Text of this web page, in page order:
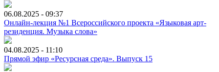
06.08.2025 - 09:37
Онлайн-лекция №1 Всероссийского проекта «Языковая арт-
резиденция. Музыка слова»
04.08.2025 - 11:10
Прямой эфир «Ресурсная среда». Выпуск 15